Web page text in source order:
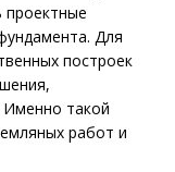
проектные
Для
построек
такой
работ и